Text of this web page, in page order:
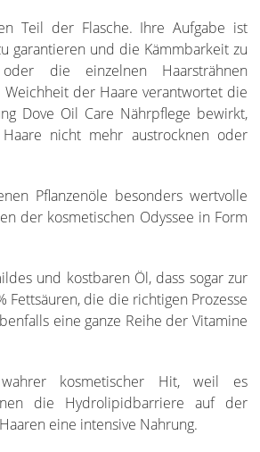
Teil der Flasche. Ihre Aufgabe ist
garantieren und die Kämmbarkeit zu
die einzelnen Haarsträhnen
der Haare verantwortet die
Dove Oil Care Nährpflege bewirkt,
nicht mehr austrocknen oder
Pflanzenöle besonders wertvolle
der kosmetischen Odyssee in Form
und kostbaren Öl, dass sogar zur
Fettsäuren, die die richtigen Prozesse
eine ganze Reihe der Vitamine
kosmetischer Hit, weil es
die Hydrolipidbarriere auf der
eine intensive Nahrung.